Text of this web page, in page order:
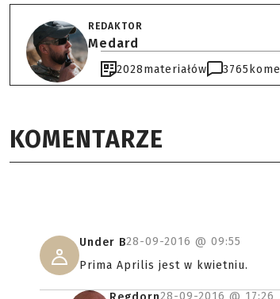
REDAKTOR
Medard
2028materiałów 3765
KOMENTARZE
Under B28-09-2016 @ 09:55
Prima Aprilis jest w kwietniu.